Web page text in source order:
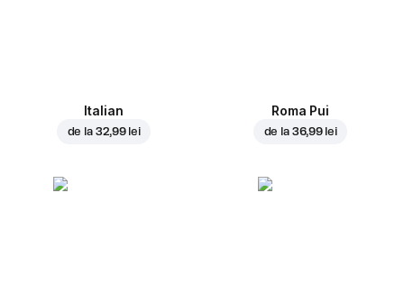
Italian
de la 32,99 lei
Roma Pui
de la 36,99 lei